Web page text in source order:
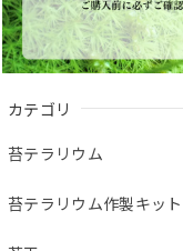
カテゴリ
苔テラリウム
苔テラリウム作製キット